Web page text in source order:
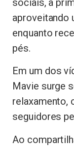
aproveitando
enquanto
pés.
Em um dos
Mavie surge
relaxamento,
seguidores
Ao